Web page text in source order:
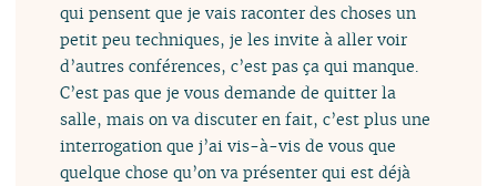
qui pensent que je vais raconter des choses un
petit peu techniques, je les invite à aller voir
d’autres conférences, c’est pas ça qui manque.
C’est pas que je vous demande de quitter la
salle, mais on va discuter en fait, c’est plus une
interrogation que j’ai vis-à-vis de vous que
quelque chose qu’on va présenter qui est déjà